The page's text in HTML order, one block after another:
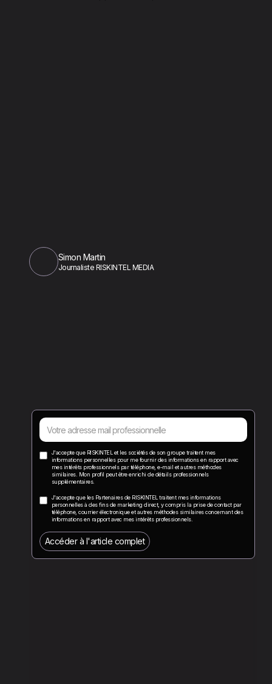
Simon Martin
Journaliste RISKINTEL MEDIA
J'accepte que RISKINTEL et les sociétés de son groupe traitent mes
informations personnelles pour me fournir des informations en rapport avec
mes intérêts professionnels par téléphone, e-mail et autres méthodes
similaires. Mon profil peut être enrichi de détails professionnels
supplémentaires.
J'accepte que les Partenaires de RISKINTEL traitent mes informations
personnelles à des fins de marketing direct, y compris la prise de contact par
téléphone, courrier électronique et autres méthodes similaires concernant des
informations en rapport avec mes intérêts professionnels.